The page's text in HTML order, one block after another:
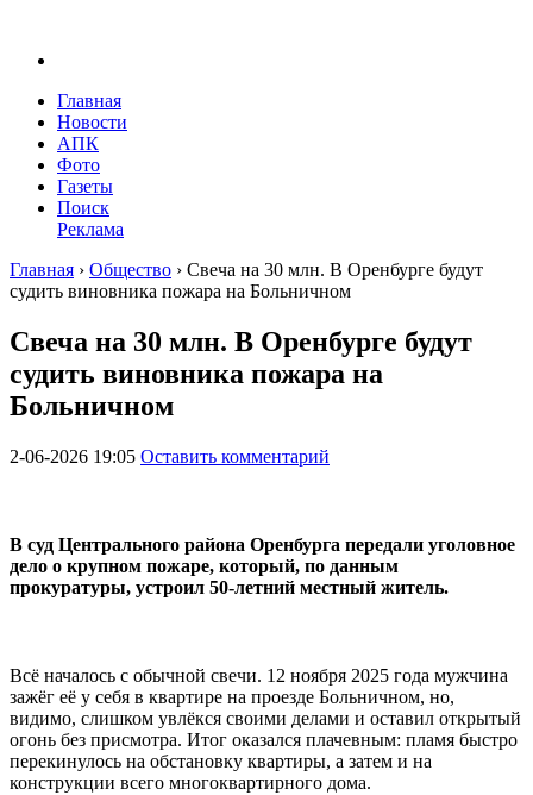
Главная
Новости
АПК
Фото
Газеты
Поиск
Реклама
Главная › Общество › Свеча на 30 млн. В Оренбурге будут
судить виновника пожара на Больничном
Свеча на 30 млн. В Оренбурге будут
судить виновника пожара на
Больничном
2-06-2026 19:05 Оставить комментарий
В суд Центрального района Оренбурга передали уголовное
дело о крупном пожаре, который, по данным
прокуратуры, устроил 50-летний местный житель.
Всё началось с обычной свечи. 12 ноября 2025 года мужчина
зажёг её у себя в квартире на проезде Больничном, но,
видимо, слишком увлёкся своими делами и оставил открытый
огонь без присмотра. Итог оказался плачевным: пламя быстро
перекинулось на обстановку квартиры, а затем и на
конструкции всего многоквартирного дома.